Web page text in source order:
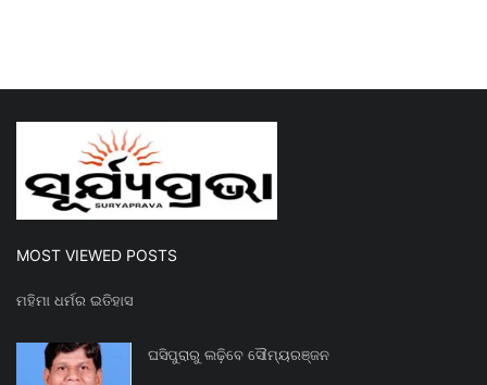
MOST VIEWED POSTS
ମହିମା ଧର୍ମର ଇତିହାସ
ଘସିପୁରାରୁ ଲଢ଼ିବେ ସୌମ୍ୟରଞ୍ଜନ